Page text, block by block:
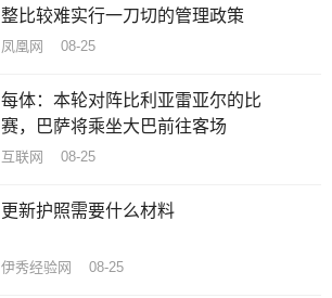
整比较难实行一刀切的管理政策
凤凰网 08-25
每体：本轮对阵比利亚雷亚尔的比
赛，巴萨将乘坐大巴前往客场
互联网 08-25
更新护照需要什么材料
伊秀经验网 08-25